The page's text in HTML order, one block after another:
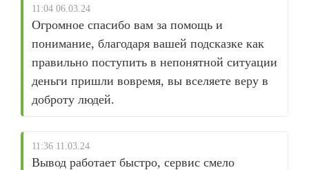
11:04 06.03.24
Огромное спасибо вам за помощь и
понимание, благодаря вашей подсказке как
правильно поступить в непонятной ситуации
деньги пришли вовремя, вы вселяете веру в
доброту людей.
11:36 11.03.24
Вывод работает быстро, сервис смело